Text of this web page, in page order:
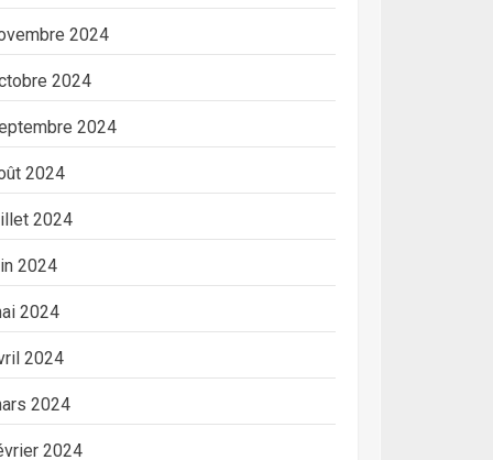
2024
2024
2024
2024
2024
2024
2024
2024
2024
2024